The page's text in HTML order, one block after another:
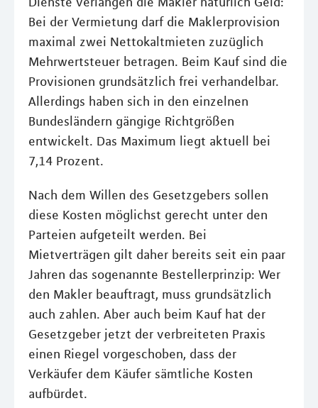
Bei der Vermietung darf die Maklerprovision
maximal zwei Nettokaltmieten zuzüglich
Mehrwertsteuer betragen. Beim Kauf sind die
Provisionen grundsätzlich frei verhandelbar.
Allerdings haben sich in den einzelnen
Bundesländern gängige Richtgrößen
entwickelt. Das Maximum liegt aktuell bei
7,14 Prozent.
Nach dem Willen des Gesetzgebers sollen
diese Kosten möglichst gerecht unter den
Parteien aufgeteilt werden. Bei
Mietverträgen gilt daher bereits seit ein paar
Jahren das sogenannte Bestellerprinzip: Wer
den Makler beauftragt, muss grundsätzlich
auch zahlen. Aber auch beim Kauf hat der
Gesetzgeber jetzt der verbreiteten Praxis
einen Riegel vorgeschoben, dass der
Verkäufer dem Käufer sämtliche Kosten
aufbürdet.